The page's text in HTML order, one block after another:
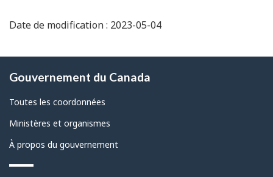
Date de modification : 2023-05-04
propos
de
ce
Gouvernement du Canada
Toutes les coordonnées
Ministères et organismes
À propos du gouvernement